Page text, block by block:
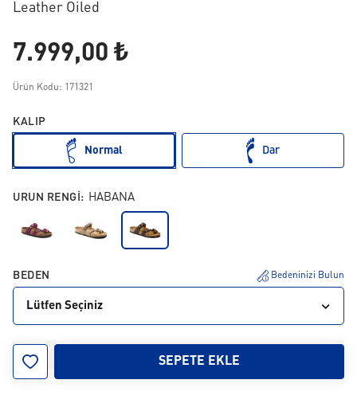
Leather Oiled
7.999,00 ₺
Ürün Kodu: 171321
KALIP
Normal Dar
URUN RENGI: HABANA
BEDEN Bedeninizi Bulun
Lütfen Seçiniz
SEPETE EKLE